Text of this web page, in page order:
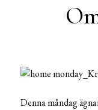
Denna måndag